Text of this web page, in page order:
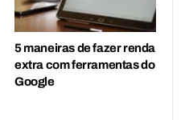
5 maneiras de fazer renda
extra com ferramentas do
Google